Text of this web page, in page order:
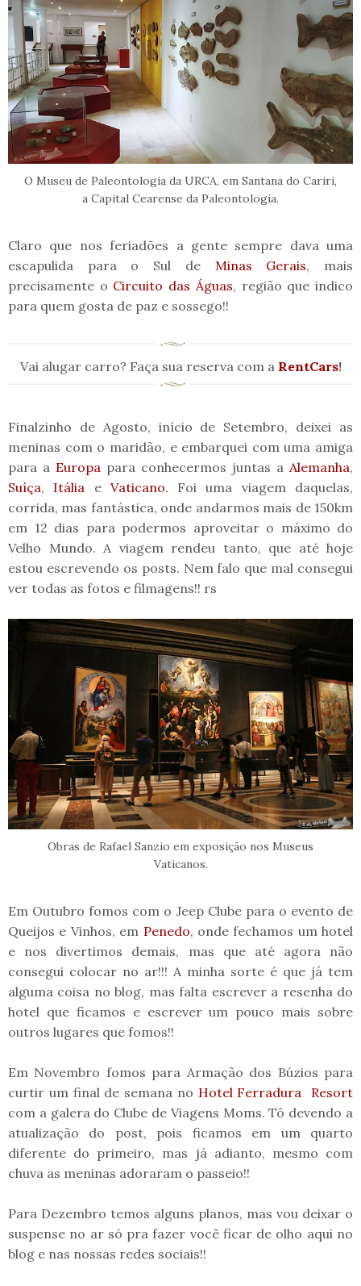
O Museu de Paleontologia da URCA, em Santana do Cariri,
a Capital Cearense da Paleontologia.
Claro que nos feriadões a gente sempre dava uma
escapulida para o Sul de Minas Gerais, mais
precisamente o Circuito das Águas, região que indico
para quem gosta de paz e sossego!!
Vai alugar carro? Faça sua reserva com a RentCars!
Finalzinho de Agosto, início de Setembro, deixei as
meninas com o maridão, e embarquei com uma amiga
para a Europa para conhecermos juntas a Alemanha,
Suíça, Itália e Vaticano. Foi uma viagem daquelas,
corrida, mas fantástica, onde andarmos mais de 150km
em 12 dias para podermos aproveitar o máximo do
Velho Mundo. A viagem rendeu tanto, que até hoje
estou escrevendo os posts. Nem falo que mal consegui
ver todas as fotos e filmagens!! rs
Obras de Rafael Sanzio em exposição nos Museus
Vaticanos.
Em Outubro fomos com o Jeep Clube para o evento de
Queijos e Vinhos, em Penedo, onde fechamos um hotel
e nos divertimos demais, mas que até agora não
consegui colocar no ar!!! A minha sorte é que já tem
alguma coisa no blog, mas falta escrever a resenha do
hotel que ficamos e escrever um pouco mais sobre
outros lugares que fomos!!
Em Novembro fomos para Armação dos Búzios para
curtir um final de semana no Hotel Ferradura Resort
com a galera do Clube de Viagens Moms. Tô devendo a
atualização do post, pois ficamos em um quarto
diferente do primeiro, mas já adianto, mesmo com
chuva as meninas adoraram o passeio!!
Para Dezembro temos alguns planos, mas vou deixar o
suspense no ar só pra fazer você ficar de olho aqui no
blog e nas nossas redes sociais!!